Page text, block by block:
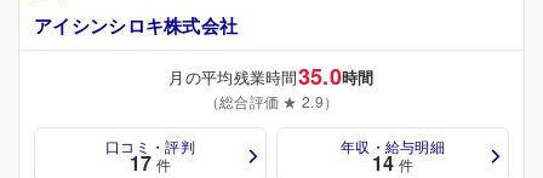
アイシンシロキ株式会社
月の平均残業時間35.0時間
（総合評価 ★ 2.9）
口コミ・評判
17 件
年収・給与明細
14 件